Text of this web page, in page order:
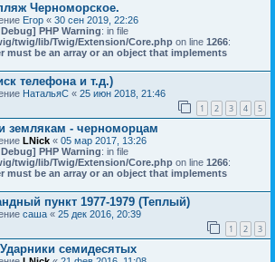
Черноморское.
Егор « 30 сен 2019, 22:26
PHP Warning: in file
twig/lib/Twig/Extension/Core.php on line 1266:
must be an array or an object that implements
телефона и т.д.)
НатальяС « 25 июн 2018, 21:46
1 2 3 4 5
землякам - черноморцам
LNick « 05 мар 2017, 13:26
PHP Warning: in file
twig/lib/Twig/Extension/Core.php on line 1266:
must be an array or an object that implements
пункт 1977-1979 (Теплый)
саша « 25 дек 2016, 20:39
1 2 3
семидесятых